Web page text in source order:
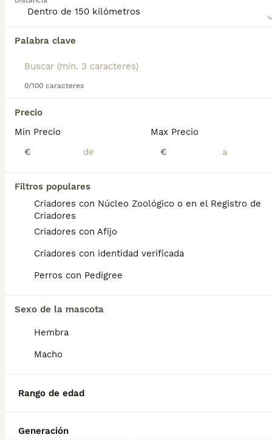
Palabra clave
0/100 caracteres
Precio
Min Precio
€
Max Precio
€
Filtros populares
Criadores con Núcleo Zoológico o en el Registro de
Criadores
Criadores con Afijo
Criadores con identidad verificada
Perros con Pedigree
Sexo de la mascota
Hembra
Macho
Rango de edad
Generación
Encontramos 0 Grifón Azul de Gascuña
Si deseas exactamente esta búsqueda guarda tu
búsqueda y espera el resultado perfecto:
Preguntas frecuentes
¿Qué tamaño tiene un Grifón
azul de Gascuña?
Apariencia. Este grifón azul tiene un tamaño
medio (50 a 57 cm) hasta la cruz, con un
manto áspero que lo caracteriza (como
grifón que es) de color moteado azulado,
curvada.
¿Los grifones azules son
gascuña?